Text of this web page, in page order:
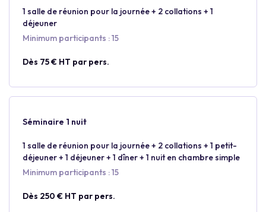
1 salle de réunion pour la journée + 2 collations + 1
déjeuner
Minimum participants : 15
Dès 75 € HT par pers.
Séminaire 1 nuit
1 salle de réunion pour la journée + 2 collations + 1 petit-
déjeuner + 1 déjeuner + 1 dîner + 1 nuit en chambre simple
Minimum participants : 15
Dès 250 € HT par pers.